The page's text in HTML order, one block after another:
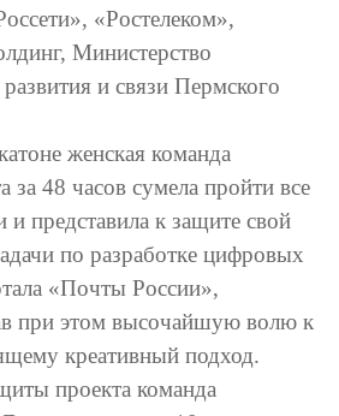
«Ростелеком»,
Министерство
и связи Пермского
женская команда
за 48 часов сумела пройти все
и представила к защите свой
по разработке цифровых
«Почты России»,
при этом высочайшую волю к
креативный подход.
проекта команда